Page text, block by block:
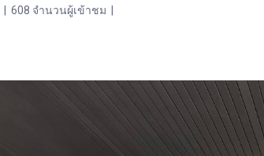
608 จำนวนผู้เข้าชม